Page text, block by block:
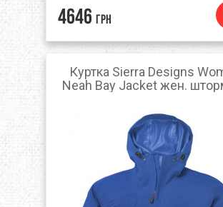
4646 грн
Куртка Sierra Designs
Neah Bay Jacket жен.